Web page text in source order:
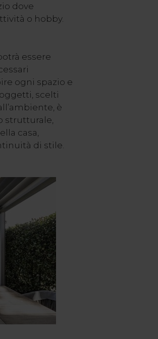
dove
o hobby.
essere
ogni spazio e
scelti
è
strutturale,
casa,
di stile.